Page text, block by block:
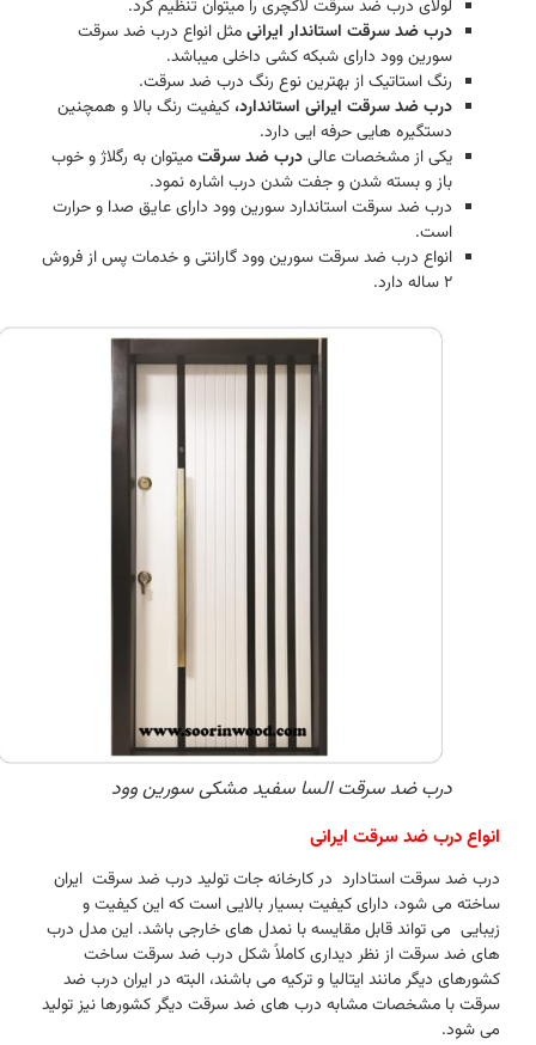
لولای درب ضد سرقت لاکچری را میتوان تنظیم کرد.
درب ضد سرقت استاندار ایرانیمثل انواع درب ضد سرقت
سورین وود دارای شبکه کشی داخلی میباشد.
رنگ استاتیک از بهترین نوع رنگ درب ضد سرقت.
درب ضد سرقت ایرانی استاندارد،کیفیت رنگ بالا و همچنین
دستگیره هایی حرفه ایی دارد.
یکی از مشخصات عالیدرب ضد سرقتمیتوان به رگلاژ و خوب
باز و بسته شدن و جفت شدن درب اشاره نمود.
درب ضد سرقت استاندارد سورین وود دارای عایق صدا و حرارت
است.
انواع درب ضد سرقت سورین وود گارانتی و خدمات پس از فروش
درب ضد سرقت السا سفید مشکی سورین وود
انواع درب ضد سرقت ایرانی
درب ضد سرقت استادارد در کارخانه جات تولید درب ضد سرقت ایران
ساخته می شود، دارای کیفیت بسیار بالایی است که این کیفیت و
زیبایی می تواند قابل مقایسه با نمدل های خارجی باشد. این مدل درب
های ضد سرقت از نظر دیداری کاملاً شکل درب ضد سرقت ساخت
کشورهای دیگر مانند ایتالیا و ترکیه می باشند، البته در ایران درب ضد
سرقت با مشخصات مشابه درب های ضد سرقت دیگر کشورها نیز تولید
می شود.